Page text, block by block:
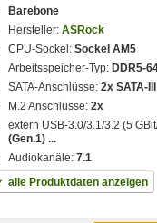
Barebone
Hersteller:ASRock
CPU-Sockel:Sockel AM5
Arbeitsspeicher-Typ: DDR5-
SATA-Anschlüsse:2x SATA-
M.2 Anschlüsse:2x
extern USB-3.0/3.1/3.2 (5
(Gen.1) ...
Audiokanäle:7.1
alle Produktdaten anzeigen